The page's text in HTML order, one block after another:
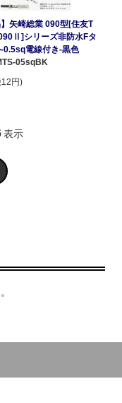
】矢崎総業 090型[住友T
シリーズ非防水Fタ
0.5sq電線付き-黒色
05sqBK
円)
表示